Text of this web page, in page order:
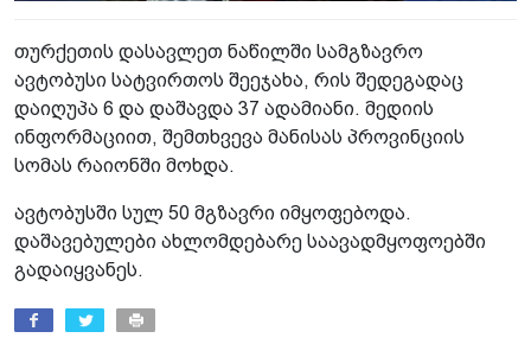
თურქეთის დასავლეთ ნაწილში სამგზავრო
ავტობუსი სატვირთოს შეეჯახა, რის შედეგადაც
დაიღუპა 6 და დაშავდა 37 ადამიანი. მედიის
ინფორმაციით, შემთხვევა მანისას პროვინციის
სომას რაიონში მოხდა.
ავტობუსში სულ 50 მგზავრი იმყოფებოდა.
დაშავებულები ახლომდებარე საავადმყოფოებში
გადაიყვანეს.